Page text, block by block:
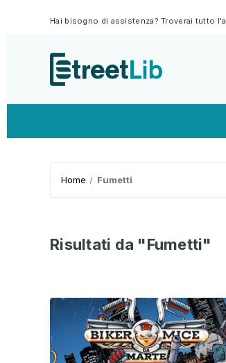
Hai bisogno di assistenza? Troverai tutto
Home Fumetti
Risultati da "Fumetti"